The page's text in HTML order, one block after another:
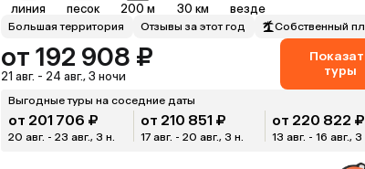
линия песок 200 м 30 км везде
Большая территория Отзывы за этот год Собственный
от 192 908 ₽
21 авг. - 24 авг., 3 ночи
туры
Выгодные туры на соседние даты
от 201 706 ₽
20 авг. - 23 авг., 3 н.
от 210 851 ₽
17 авг. - 20 авг., 3 н.
от 220 822 ₽
13 авг. - 16 авг., 3